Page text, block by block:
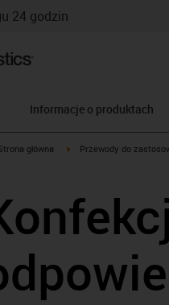
24 godzin
Informacje o produktach
icon-arrow-right
główna igus-icon-arrow-right
Przewody do